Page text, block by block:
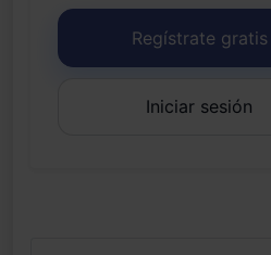
Regístrate gratis
Iniciar sesión